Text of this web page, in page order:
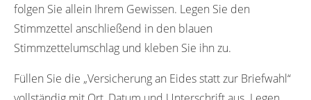
folgen Sie allein Ihrem Gewissen. Legen Sie den
Stimmzettel anschließend in den blauen
Stimmzettelumschlag und kleben Sie ihn zu.
Füllen Sie die „Versicherung an Eides statt zur Briefwahl“